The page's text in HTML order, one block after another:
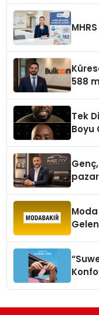
588
Tek
Boyu
Moda